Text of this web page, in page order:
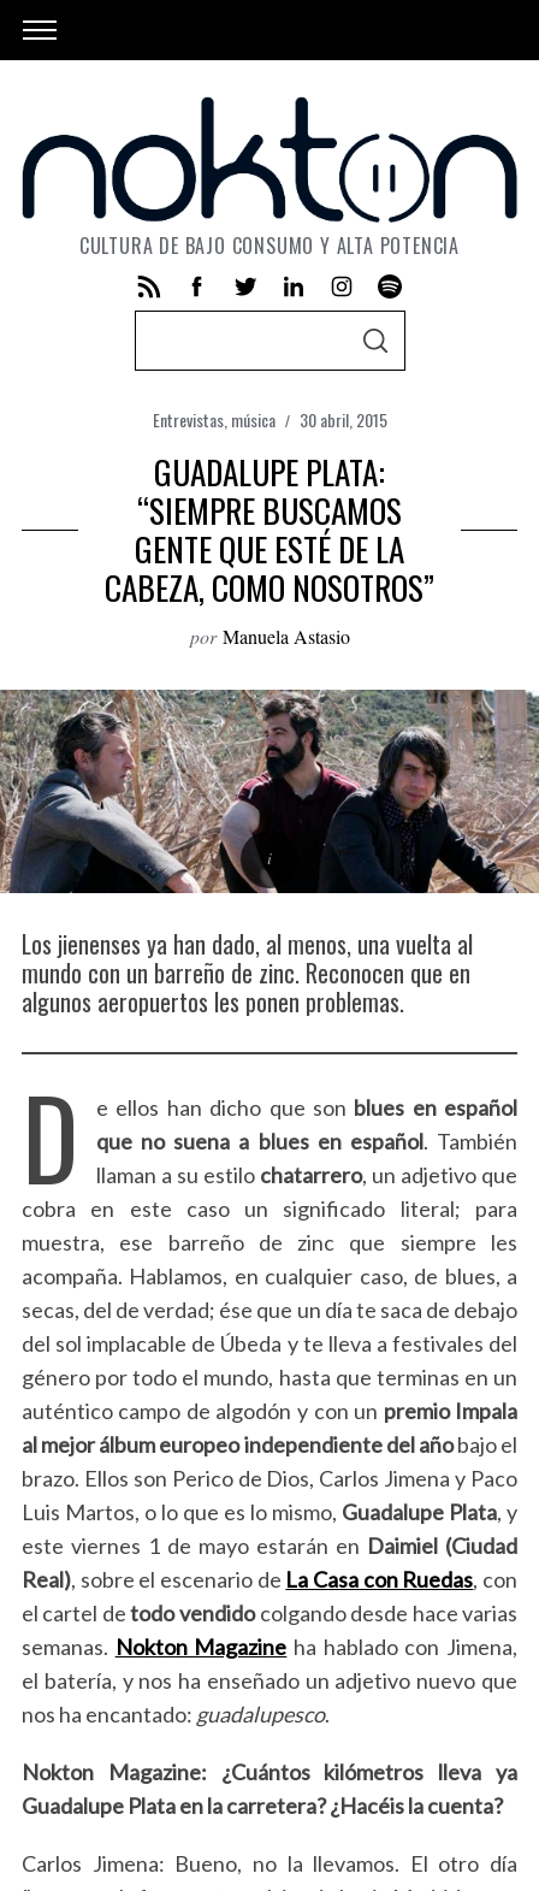
CULTURA DE BAJO CONSUMO Y ALTA POTENCIA
h
o
r
S
C
H
Entrevistas,música 30 abril, 2015
GUADALUPE PLATA:
“SIEMPRE BUSCAMOS
GENTE QUE ESTÉ DE LA
CABEZA, COMO NOSOTROS”
por Manuela Astasio
Los jienenses ya han dado, al menos, una vuelta al
mundo con un barreño de zinc. Reconocen que en
algunos aeropuertos les ponen problemas.
D e ellos han dicho que son blues en español
que no suena a blues en español. También
llaman a su estilo chatarrero, un adjetivo que
cobra en este caso un significado literal; para
muestra, ese barreño de zinc que siempre les
acompaña. Hablamos, en cualquier caso, de blues, a
secas, del de verdad; ése que un día te saca de debajo
del sol implacable de Úbeda y te lleva a festivales del
género por todo el mundo, hasta que terminas en un
auténtico campo de algodón y con un premio Impala
al mejor álbum europeo independiente del añobajo el
brazo. Ellos son Perico de Dios, Carlos Jimena y Paco
Luis Martos, o lo que es lo mismo, Guadalupe Plata, y
este viernes 1 de mayo estarán en Daimiel (Ciudad
Real), sobre el escenario de La Casa con Ruedas, con
el cartel detodo vendidocolgando desde hace varias
semanas. Nokton Magazine ha hablado con Jimena,
el batería, y nos ha enseñado un adjetivo nuevo que
nos ha encantado: guadalupesco.
Nokton Magazine: ¿Cuántos kilómetros lleva ya
Guadalupe Plata en la carretera? ¿Hacéis la cuenta?
Carlos Jimena: Bueno, no la llevamos. El otro día